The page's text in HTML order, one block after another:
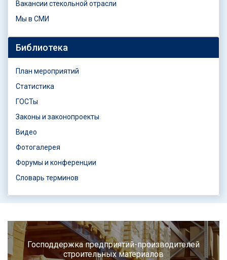
Вакансии стекольной отрасли
Мы в СМИ
Библиотека
План мероприятий
Статистика
ГОСТы
Законы и законопроекты
Видео
Фотогалерея
Форумы и конференции
Словарь терминов
Господдержка предприятий-производителей
строительных материалов